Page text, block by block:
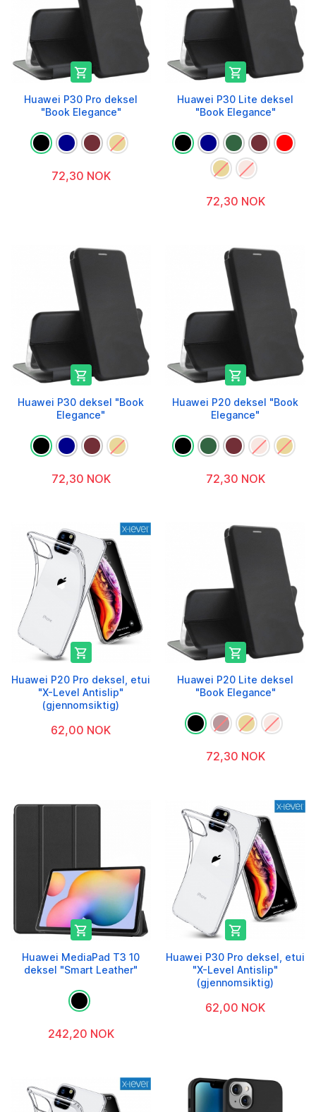

Huawei P30 Pro deksel
"Book Elegance"
72,30 NOK

Huawei P30 Lite deksel
"Book Elegance"
72,30 NOK

Huawei P30 deksel "Book
Elegance"
72,30 NOK

Huawei P20 deksel "Book
Elegance"
72,30 NOK

Huawei P20 Pro deksel, etui
"X-Level Antislip"
(gjennomsiktig)
62,00 NOK

Huawei P20 Lite deksel
"Book Elegance"
72,30 NOK

Huawei MediaPad T3 10
deksel "Smart Leather"
242,20 NOK

Huawei P30 Pro deksel, etui
"X-Level Antislip"
(gjennomsiktig)
62,00 NOK